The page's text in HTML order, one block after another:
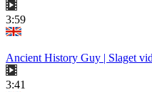
3:59
Ancient History Guy | Slaget
3:41